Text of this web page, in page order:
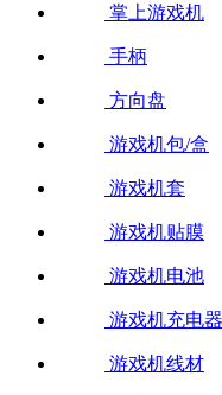
掌上游戏机
手柄
方向盘
游戏机包/盒
游戏机套
游戏机贴膜
游戏机电池
游戏机充电器
游戏机线材